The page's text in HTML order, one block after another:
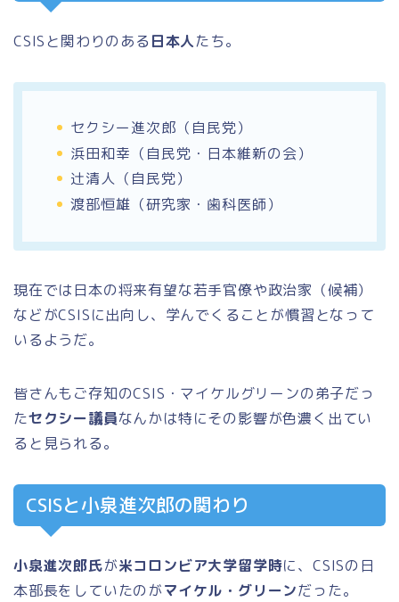
CSISと関わりのある日本人たち。
セクシー進次郎（自民党）
浜田和幸（自民党・日本維新の会）
辻清人（自民党）
渡部恒雄（研究家・歯科医師）
現在では日本の将来有望な若手官僚や政治家（候補）
などがCSISに出向し、学んでくることが慣習となって
いるようだ。
皆さんもご存知のCSIS・マイケルグリーンの弟子だっ
たセクシー議員なんかは特にその影響が色濃く出てい
ると見られる。
CSISと小泉進次郎の関わり
小泉進次郎氏が米コロンビア大学留学時に、CSISの日
本部長をしていたのがマイケル・グリーンだった。